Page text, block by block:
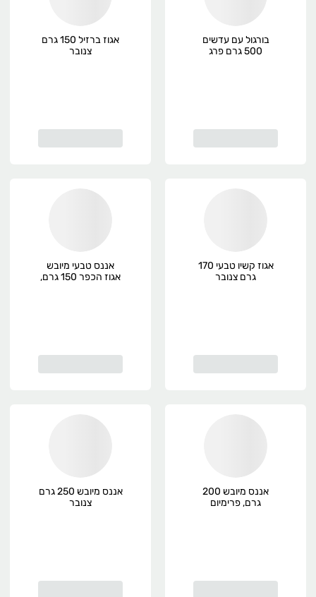
בורגול עם עדשים
500 גרם פרג
אגוז ברזיל 150 גרם
צנובר
אגוז קשיו טבעי 170
גרם צנובר
אננס טבעי מיובש
אגוז הכפר 150 גרם,
אננס מיובש 200
גרם, פרימיום
אננס מיובש 250 גרם
צנובר